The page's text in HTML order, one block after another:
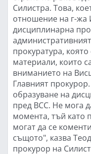
Силистра. Това,
отношение на г-жа
дисциплинарна
прокуратура,
материали, които
вниманието на
Главният
образуване на
пред ВСС. Не мога
момента, тъй като
могат да се
същото", казва
прокурор на